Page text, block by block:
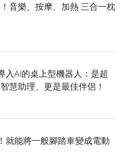
音樂、按摩、加熱 三合一枕
入AI的桌上型機器人：是超
慧助理、更是最佳伴侶！
就能將一般腳踏車變成電動